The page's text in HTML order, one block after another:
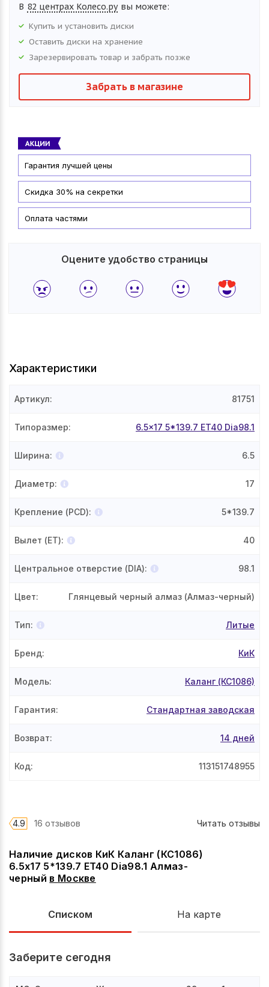
В 82 центрах Колесо.ру вы можете:
Купить и установить диски
Оставить диски на хранение
Зарезервировать товар и забрать позже
Забрать в магазине
Гарантия лучшей цены
Скидка 30% на секретки
Оплата частями
Оцените удобство страницы
Наличие дисков КиК Каланг (КС1086)
6.5x17 5*139.7 ET40 Dia98.1 Алмаз-
черный в Москве
Списком На карте
Заберите сегодня
Характеристики
Артикул: 81751
Типоразмер: 6.5x17 5*139.7 ET40 Dia98.1
Ширина: 6.5
Диаметр: 17
Крепление (PCD): 5*139.7
Вылет (ET): 40
Центральное отверстие (DIA): 98.1
Цвет: Глянцевый черный алмаз (Алмаз-черный)
Тип: Литые
Бренд: КиК
Модель: Каланг (КС1086)
Гарантия: Стандартная заводская
Возврат: 14 дней
Код: 113151748955
4.9 16 отзывов Читать отзывы